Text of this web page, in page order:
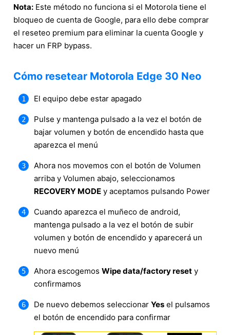
Nota: Este método no funciona si el Motorola tiene el
bloqueo de cuenta de Google, para ello debe comprar
el reseteo premium para eliminar la cuenta Google y
hacer un FRP bypass.
Cómo resetear Motorola Edge 30 Neo
El equipo debe estar apagado
Pulse y mantenga pulsado a la vez el botón de
bajar volumen y botón de encendido hasta que
aparezca el menú
Ahora nos movemos con el botón de Volumen
arriba y Volumen abajo, seleccionamos
RECOVERY MODE y aceptamos pulsando Power
Cuando aparezca el muñeco de android,
mantenga pulsado a la vez el botón de subir
volumen y botón de encendido y aparecerá un
nuevo menú
Ahora escogemos Wipe data/factory reset y
confirmamos
De nuevo debemos seleccionar Yes el pulsamos
el botón de encendido para confirmar